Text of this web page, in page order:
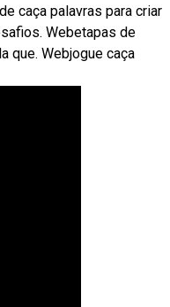
caça palavras para criar
Webetapas de
que. Webjogue caça